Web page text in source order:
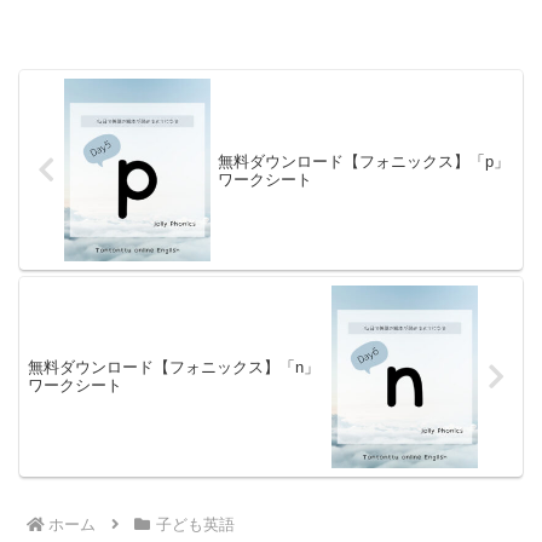
無料ダウンロード【フォニックス】「p」
ワークシート
無料ダウンロード【フォニックス】「n」
ワークシート
ホーム 子ども英語